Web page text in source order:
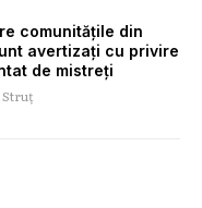
comunitățile din
avertizați cu privire
de mistreți
Struț